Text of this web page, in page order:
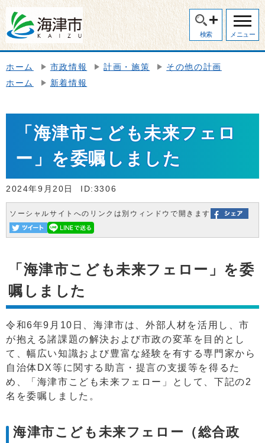
検索 メニュー
ホーム 市政情報 計画・施策
その他の計画
ホーム
新着情報
「海津市こども未来フェロ
ー」を委嘱しました
2024年9月20日 ID:3306
ソーシャルサイトへのリンクは別ウィンドウで開きます
「海津市こども未来フェロー」を委
嘱しました
令和6年9月10日、海津市は、外部人材を活用し、市
が抱える諸課題の解決および市政の変革を目的とし
て、幅広い知識および豊富な経験を有する専門家から
自治体DX等に関する助言・提言の支援等を得るた
め、「海津市こども未来フェロー」として、下記の2
名を委嘱しました。
海津市こども未来フェロー（総合政